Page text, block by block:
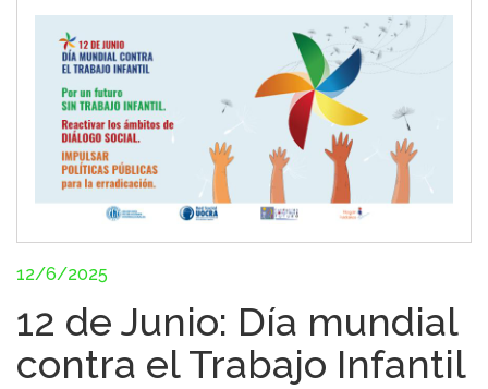
12/6/2025
12 de Junio: Día mundial
contra el Trabajo Infantil